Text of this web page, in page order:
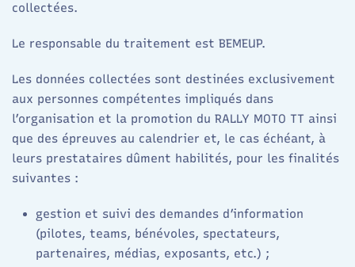
collectées.
Le responsable du traitement est BEMEUP.
Les données collectées sont destinées exclusivement
aux personnes compétentes impliqués dans
l’organisation et la promotion du RALLY MOTO TT ainsi
que des épreuves au calendrier et, le cas échéant, à
leurs prestataires dûment habilités, pour les finalités
suivantes :
gestion et suivi des demandes d’information
(pilotes, teams, bénévoles, spectateurs,
partenaires, médias, exposants, etc.) ;